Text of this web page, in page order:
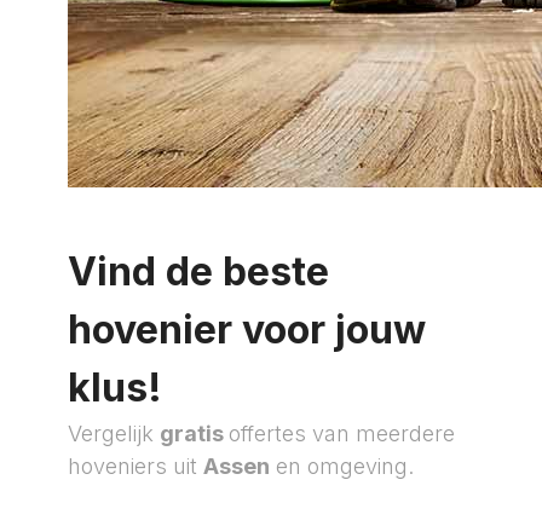
Vind de beste
hovenier voor jouw
klus!
Vergelijk gratis offertes van meerdere
hoveniers uit Assen en omgeving.